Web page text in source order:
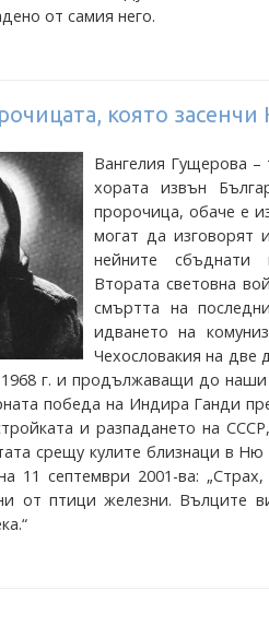
от самия него.
която засенчи
Вангелия Гущерова
хората извън
пророчица, обаче е
могат да изговорят
нейните сбъднати
Втората световна
смъртта на
идването на
Чехословакия на две
г. и продължаващи до наши
победа на Индира Ганди
и разпадането на
срещу кулите близнаци в
11 септември 2001-ва:
от птици железни. Вълците